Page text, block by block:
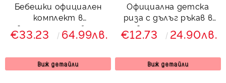
Бебешки официален
комплект в
светлосиньо с боди-
риза в бяло, панталон,
€33.23 64.99лв.
Виж детайли
Официална детска
риза с дълъг ръкав в
червено с тъмносиня
папийонка
€12.73 24.90лв.
Виж детайли